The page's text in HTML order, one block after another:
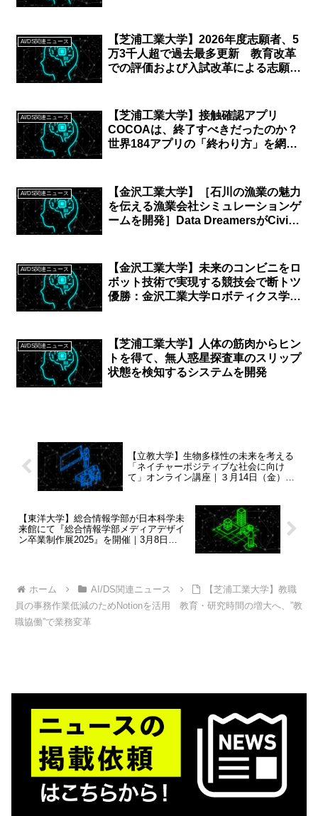
自動車が共催
AI/DS関連ニュース
【芝浦工業大学】2026年度志願者、5
万3千人超で過去最多更新 教育改革
での評価および入試改革による志願者
AI/DS関連ニュース
【芝浦工業大学】接触確認アプリ
COCOAは、終了すべきだったのか？
世界184アプリの「終わり方」を網羅
AI/DS関連ニュース
【金沢工業大学】［石川の漁業の魅力
を伝える漁業会社シミュレーションゲ
ームを開発］Data DreamersがCivic
ソン＃いしかわの海の幸をアプデせ
よ」で
AI/DS関連ニュース
【金沢工業大学】未来のコンビニをロ
ボット技術で実現する競技会で断トツ
優勝：金沢工業大学ロボティクス学
AI/DS関連ニュース
【芝浦工業大学】人体の筋肉からヒン
トを得て、無人惑星探査車のスリップ
状態を検知するシステムを開発
【立教大学】生物多様性の未来を考える
「ネイチャーポジティブな社会に向け
て」オンライン講座｜３月14日（金）よ
【東洋大学】総合情報学部が日本科学未
来館にて『総合情報学部メディアデザイ
ン卒業制作展2025』を開催｜3月8日
ホーム AI/DS関連ニュース
【芝浦工業大学】教職
員の事務作業低減のためNotionを活用 教育・研究時間の増大へ、”教
職協働”で業務変革